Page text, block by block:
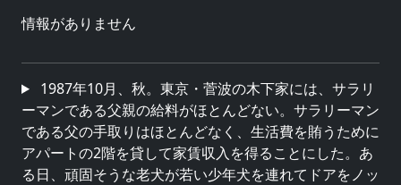
情報がありません
1987年10月、秋。東京・菅波の木下家には、サラリ
ーマンである父親の給料がほとんどない。サラリーマン
である父の手取りはほとんどなく、生活費を賄うために
アパートの2階を貸して家賃収入を得ることにした。あ
る日、頑固そうな老犬が若い少年犬を連れてドアをノッ